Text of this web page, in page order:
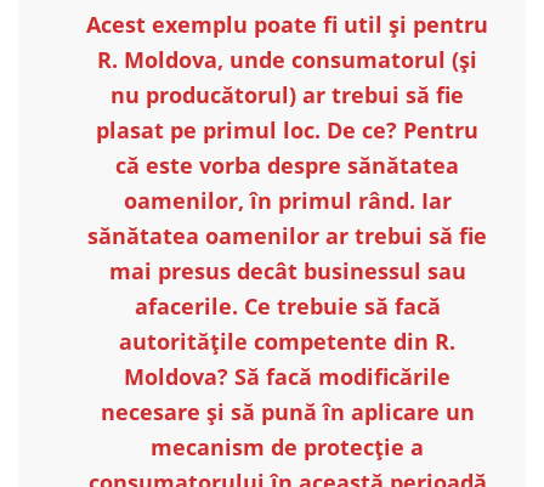
Acest exemplu poate fi util și pentru
R. Moldova, unde consumatorul (și
nu producătorul) ar trebui să fie
plasat pe primul loc. De ce? Pentru
că este vorba despre sănătatea
oamenilor, în primul rând. Iar
sănătatea oamenilor ar trebui să fie
mai presus decât businessul sau
afacerile. Ce trebuie să facă
autoritățile competente din R.
Moldova? Să facă modificările
necesare și să pună în aplicare un
mecanism de protecție a